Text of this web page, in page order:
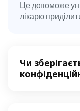
Це допоможе
лікарю
Чи